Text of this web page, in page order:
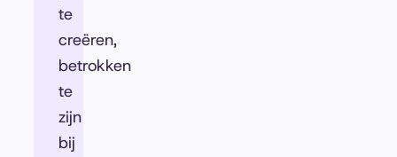
te
creëren,
betrokken
te
zijn
bij